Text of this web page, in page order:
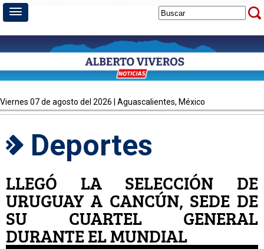
viernes 07 de agosto del 2026 | Aguascalientes, México
Deportes
LLEGÓ LA SELECCIÓN DE
URUGUAY A CANCÚN, SEDE DE
SU CUARTEL GENERAL
DURANTE EL MUNDIAL